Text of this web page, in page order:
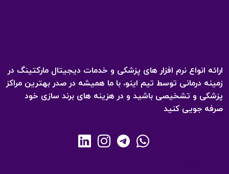
ارائه انواع نرم افزار های پزشکی و خدمات دیجیتال مارکتینگ در
زمینه درمانی توسط تیم اینو، با ما همیشه در صدر بهترین مراکز
پزشکی و تشخیصی باشید و در هزینه های برند سازی خود
صرفه جویی کنید